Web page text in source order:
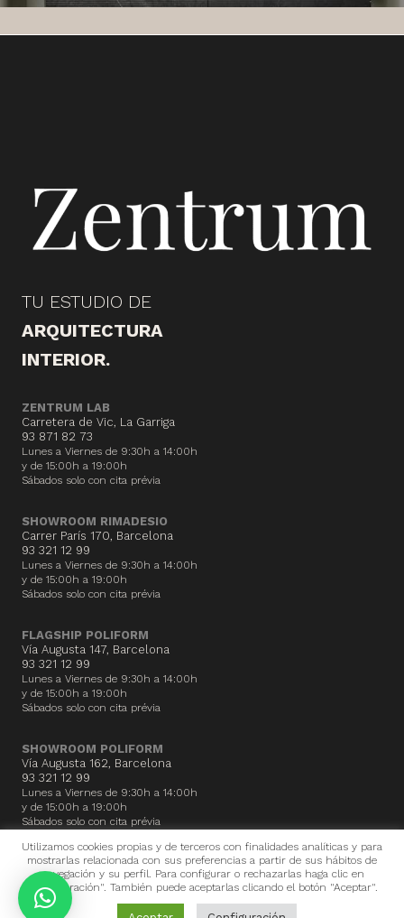
TU ESTUDIO DE
ARQUITECTURA
INTERIOR.
ZENTRUM LAB
Carretera de Vic, La Garriga
93 871 82 73
Lunes a Viernes de 9:30h a 14:00h
y de 15:00h a 19:00h
Sábados solo con cita prévia
SHOWROOM RIMADESIO
Carrer París 170, Barcelona
93 321 12 99
Lunes a Viernes de 9:30h a 14:00h
y de 15:00h a 19:00h
Sábados solo con cita prévia
FLAGSHIP POLIFORM
Vía Augusta 147, Barcelona
93 321 12 99
Lunes a Viernes de 9:30h a 14:00h
y de 15:00h a 19:00h
Sábados solo con cita prévia
SHOWROOM POLIFORM
Vía Augusta 162, Barcelona
93 321 12 99
Lunes a Viernes de 9:30h a 14:00h
y de 15:00h a 19:00h
Sábados solo con cita prévia
Todos los derechos reservados. Zentrum BCN 2024 © · Aviso Legal
·
Política de privacidad
Política de Cookies
Utilizamos cookies propias y de terceros con finalidades analíticas y para
mostrarlas relacionada con sus preferencias a partir de sus hábitos de
navegación y su perfil. Para configurar o rechazarlas haga clic en
"Configuración". También puede aceptarlas clicando el botón "Aceptar".